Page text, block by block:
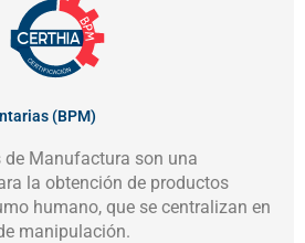
(BPM)
de Manufactura son una
la obtención de productos
humano, que se centralizan en
manipulación.